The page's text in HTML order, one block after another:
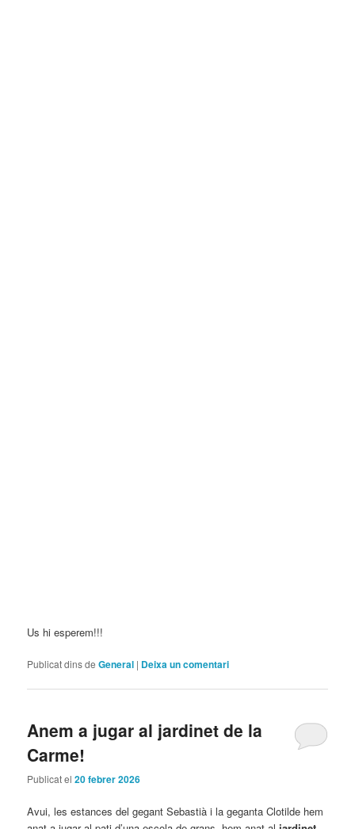
Us hi esperem!!!
Publicat dins de General | Deixa un comentari
Anem a jugar al jardinet de la
Carme!
Publicat el20 febrer 2026
Avui, les estances del gegant Sebastià i la geganta Clotilde hem